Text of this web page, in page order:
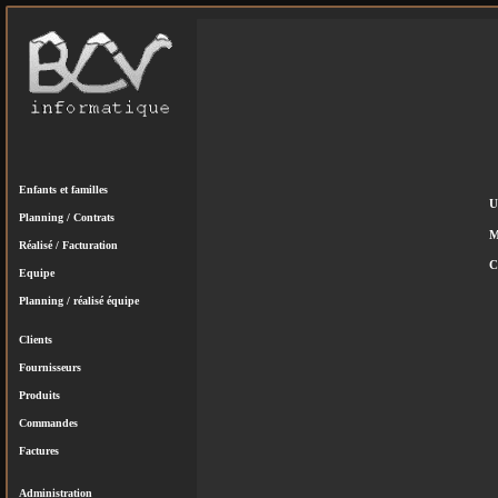
Enfants et familles
Planning / Contrats
Réalisé / Facturation
Equipe
Planning / réalisé équipe
Clients
Fournisseurs
Produits
Commandes
Factures
Administration